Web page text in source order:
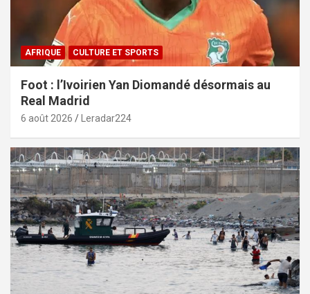
AFRIQUE CULTURE ET SPORTS
Foot : l’Ivoirien Yan Diomandé désormais au
Real Madrid
6 août 2026 Leradar224